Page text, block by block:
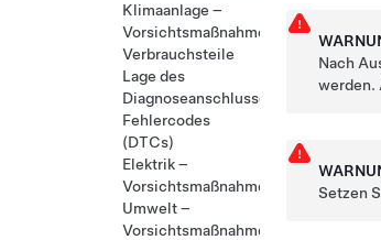
Nach
werden.
Setzen
Klimaanlage –
Vorsichtsmaßnahmen
Verbrauchsteile
Lage des
Diagnoseanschlusses
Fehlercodes
(DTCs)
Elektrik –
Vorsichtsmaßnahmen
Umwelt –
Vorsichtsmaßnahmen